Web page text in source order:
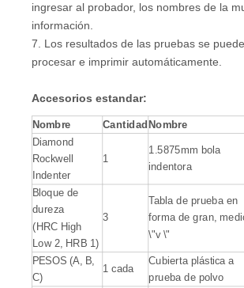
ingresar al probador, los nombres de la
información.
7. Los resultados de las pruebas se
procesar e imprimir automáticamente.
Accesorios estandar:
Nombre Cantidad Nombre
Diamond
Rockwell
Indenter
1
1.5875mm bola
indentora
Bloque de
dureza
(HRC High
Low 2, HRB 1)
3
Tabla de prueba en
forma de gran,
\"v \"
PESOS (A, B,
C)
1 cada
Cubierta plástica a
prueba de polvo